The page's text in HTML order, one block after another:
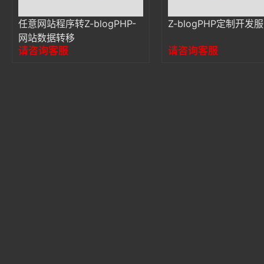
任意网站程序转Z-blogPHP-
网站数据转移
请咨询客服
Z-blogPHP定制开发
请咨询客服